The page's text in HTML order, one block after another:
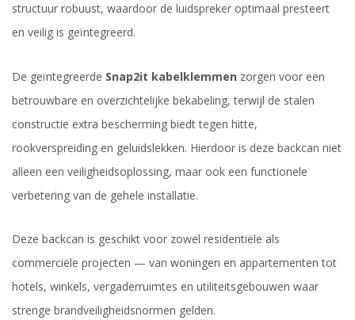
structuur robuust, waardoor de luidspreker optimaal presteert
en veilig is geïntegreerd.
De geïntegreerde Snap2it kabelklemmen zorgen voor een
betrouwbare en overzichtelijke bekabeling, terwijl de stalen
constructie extra bescherming biedt tegen hitte,
rookverspreiding en geluidslekken. Hierdoor is deze backcan niet
alleen een veiligheidsoplossing, maar ook een functionele
verbetering van de gehele installatie.
Deze backcan is geschikt voor zowel residentiële als
commerciële projecten — van woningen en appartementen tot
hotels, winkels, vergaderruimtes en utiliteitsgebouwen waar
strenge brandveiligheidsnormen gelden.